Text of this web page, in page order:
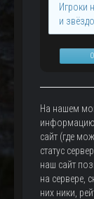
Игроки
и
На нашем
сайт (где
статус
наш сайт
на сервере,
них ники,